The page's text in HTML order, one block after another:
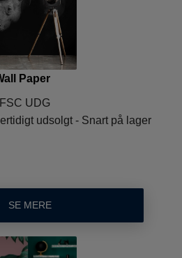
Paper
UDG
udsolgt - Snart på lager
SE MERE